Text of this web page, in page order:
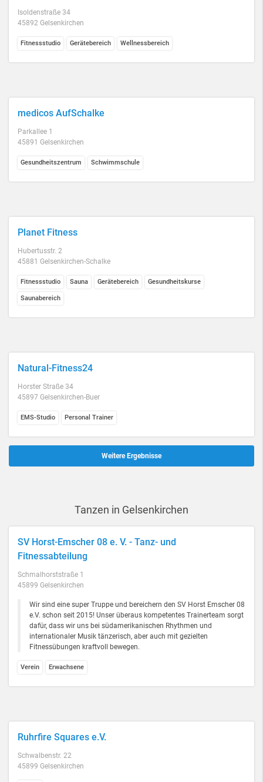
Isoldenstraße 34
45892 Gelsenkirchen
Fitnessstudio Gerätebereich Wellnessbereich
medicos AufSchalke
Parkallee 1
45891 Gelsenkirchen
Gesundheitszentrum Schwimmschule
Planet Fitness
Hubertusstr. 2
45881 Gelsenkirchen-Schalke
Fitnessstudio Sauna Gerätebereich Gesundheitskurse
Saunabereich
Natural-Fitness24
Horster Straße 34
45897 Gelsenkirchen-Buer
EMS-Studio Personal Trainer
Weitere Ergebnisse
Tanzen in Gelsenkirchen
SV Horst-Emscher 08 e. V. - Tanz- und
Fitnessabteilung
Schmalhorststraße 1
45899 Gelsenkirchen
Wir sind eine super Truppe und bereichern den SV Horst Emscher 08
e.V. schon seit 2015! Unser überaus kompetentes Trainerteam sorgt
dafür, dass wir uns bei südamerikanischen Rhythmen und
internationaler Musik tänzerisch, aber auch mit gezielten
Fitnessübungen kraftvoll bewegen.
Verein Erwachsene
Ruhrfire Squares e.V.
Schwalbenstr. 22
45899 Gelsenkirchen